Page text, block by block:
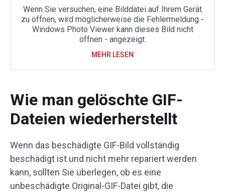
Wenn Sie versuchen, eine Bilddatei auf Ihrem Gerät
zu öffnen, wird möglicherweise die Fehlermeldung -
Windows Photo Viewer kann dieses Bild nicht
öffnen - angezeigt.
MEHR LESEN
Wie man gelöschte GIF-
Dateien wiederherstellt
Wenn das beschädigte GIF-Bild vollständig
beschädigt ist und nicht mehr repariert werden
kann, sollten Sie überlegen, ob es eine
unbeschädigte Original-GIF-Datei gibt, die